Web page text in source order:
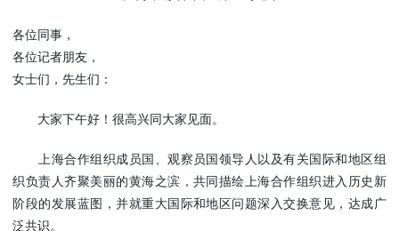
任驻几
门负责
人
联系方
各位同事，
各位记者朋友，
女士们，先生们：
大家下午好！很高兴同大家见面。
上海合作组织成员国、观察员国领导人以及有关国际和地区组
织负责人齐聚美丽的黄海之滨，共同描绘上海合作组织进入历史新
阶段的发展蓝图，并就重大国际和地区问题深入交换意见，达成广
泛共识。